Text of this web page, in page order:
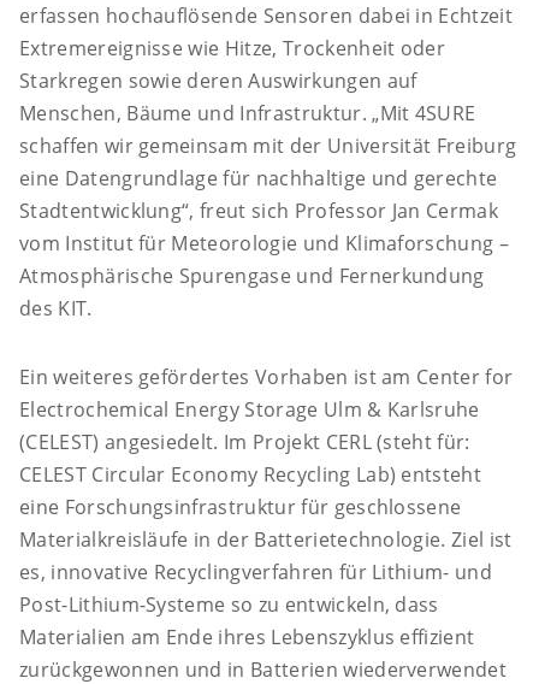
erfassen hochauflösende Sensoren dabei in Echtzeit
Extremereignisse wie Hitze, Trockenheit oder
Starkregen sowie deren Auswirkungen auf
Menschen, Bäume und Infrastruktur. „Mit 4SURE
schaffen wir gemeinsam mit der Universität Freiburg
eine Datengrundlage für nachhaltige und gerechte
Stadtentwicklung“, freut sich Professor Jan Cermak
vom Institut für Meteorologie und Klimaforschung –
Atmosphärische Spurengase und Fernerkundung
des KIT.
Ein weiteres gefördertes Vorhaben ist am Center for
Electrochemical Energy Storage Ulm & Karlsruhe
(CELEST) angesiedelt. Im Projekt CERL (steht für:
CELEST Circular Economy Recycling Lab) entsteht
eine Forschungsinfrastruktur für geschlossene
Materialkreisläufe in der Batterietechnologie. Ziel ist
es, innovative Recyclingverfahren für Lithium- und
Post-Lithium-Systeme so zu entwickeln, dass
Materialien am Ende ihres Lebenszyklus effizient
zurückgewonnen und in Batterien wiederverwendet